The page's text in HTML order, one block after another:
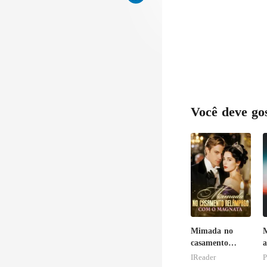
Você deve
Mimada no
casamento
relâmpago com
IReader